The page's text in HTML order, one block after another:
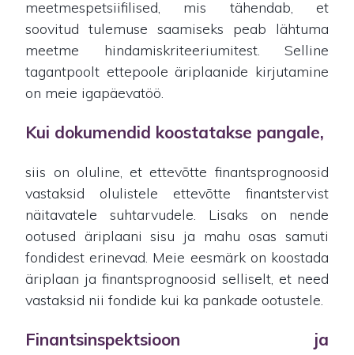
meetmespetsiifilised, mis tähendab, et
soovitud tulemuse saamiseks peab lähtuma
meetme hindamiskriteeriumitest. Selline
tagantpoolt ettepoole äriplaanide kirjutamine
on meie igapäevatöö.
Kui dokumendid koostatakse pangale,
siis on oluline, et ettevõtte finantsprognoosid
vastaksid olulistele ettevõtte finantstervist
näitavatele suhtarvudele. Lisaks on nende
ootused äriplaani sisu ja mahu osas samuti
fondidest erinevad. Meie eesmärk on koostada
äriplaan ja finantsprognoosid selliselt, et need
vastaksid nii fondide kui ka pankade ootustele.
Finantsinspektsioon ja